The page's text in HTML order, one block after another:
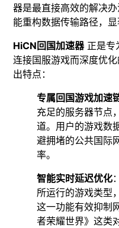
器是最直接高效的解决
能重构数据传输路径，
HiCN回国加速器正是专
连接国服游戏而深度优
出特点：
专属回国游戏加速
充足的服务器节点
道。用户的游戏数
避拥堵的公共国际
率。
智能实时延迟优化
所运行的游戏类型
这一功能有效抑制
者荣耀世界》这类